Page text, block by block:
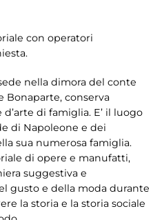
con operatori
nella dimora del conte
Bonaparte, conserva
di famiglia. E’ il luogo
di Napoleone e dei
sua numerosa famiglia.
di opere e manufatti,
suggestiva e
gusto e della moda durante
la storia e la storia sociale